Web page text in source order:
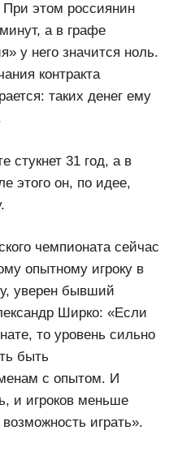
этом россиянин
а в графе
у него значится ноль.
контракта
таких денег ему
стукнет 31 год, а в
этого он, по идее,
чемпионата сейчас
опытному игроку в
уверен бывший
Ширко: «Если
то уровень сильно
быть
с опытом. И
и игроков меньше
играть».